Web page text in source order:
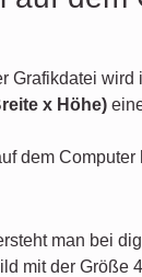
Grafikdatei wird
x Höhe)
dem Computer
man bei
mit der Größe